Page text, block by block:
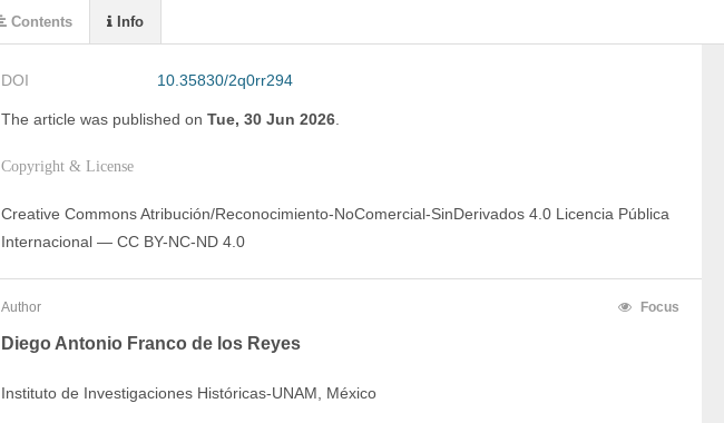
DOI 10.35830/2q0rr294
The article was published on Tue, 30 Jun 2026
Copyright & License
Creative Commons Atribución/Reconocimiento-NoComercial-SinDerivados 4.0 Licencia Pública
Internacional — CC BY-NC-ND 4.0
Author Focus
Diego Antonio Franco de los Reyes
Instituto de Investigaciones Históricas-UNAM, México
Contents Info